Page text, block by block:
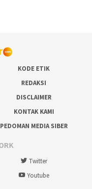
KODE ETIK
REDAKSI
DISCLAIMER
KONTAK KAMI
PEDOMAN MEDIA SIBER
Twitter
Youtube